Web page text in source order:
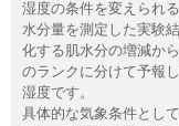
湿度の条件を変えられ
水分量を測定した実験
化する肌水分の増減か
のランクに分けて予報
湿度です。
具体的な気象条件とし